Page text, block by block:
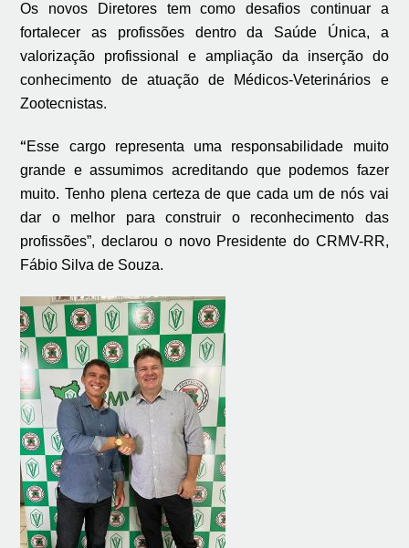
Os novos Diretores tem como desafios continuar a
fortalecer as profissões dentro da Saúde Única, a
valorização profissional e ampliação da inserção do
conhecimento de atuação de Médicos-Veterinários e
Zootecnistas.
“Esse cargo representa uma responsabilidade muito
grande e assumimos acreditando que podemos fazer
muito. Tenho plena certeza de que cada um de nós vai
dar o melhor para construir o reconhecimento das
profissões”, declarou o novo Presidente do CRMV-RR,
Fábio Silva de Souza.